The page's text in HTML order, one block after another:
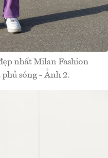
nhất Milan Fashion
sóng - Ảnh 2.